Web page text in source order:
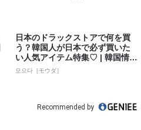
日本のドラックストアで何を買
う？韓国人が日本で必ず買いた
い人気アイテム特集♡ | 韓国情報
サイト ...
모으다［モウダ］
Recommended by